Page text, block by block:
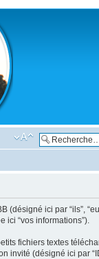
ici par “ils”,
ici “vos informations”).
fichiers textes
invité (désigné ici par